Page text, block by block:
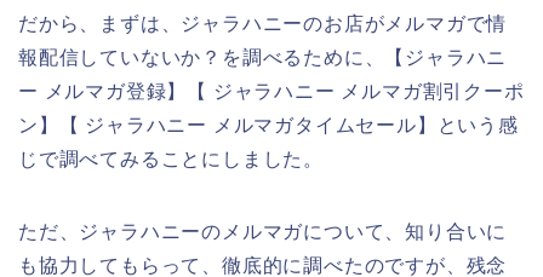
だから、まずは、ジャラハニーのお店がメルマガで情
報配信していないか？を調べるために、【ジャラハニ
ー メルマガ登録】【 ジャラハニー メルマガ割引クーポ
ン】【 ジャラハニー メルマガタイムセール】という感
じで調べてみることにしました。
ただ、ジャラハニーのメルマガについて、知り合いに
も協力してもらって、徹底的に調べたのですが、残念